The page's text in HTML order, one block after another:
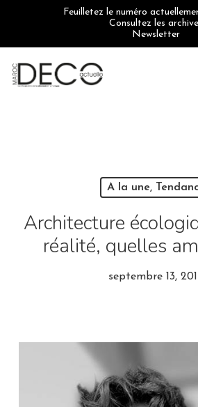
Feuilletez le numéro
Consultez les
Newsletter
A la une,
Architecture
réalité, quelles
septembre 13,